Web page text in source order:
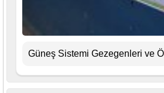
Güneş Sistemi Gezegenleri ve